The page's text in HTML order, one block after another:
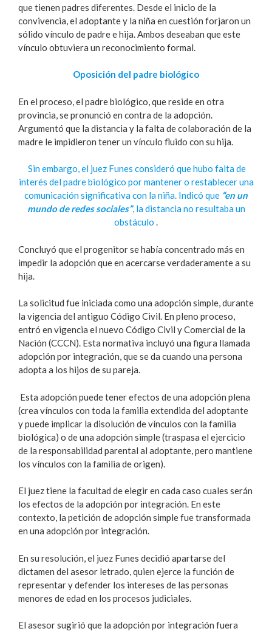
que tienen padres diferentes. Desde el inicio de la
convivencia, el adoptante y la niña en cuestión forjaron un
sólido vínculo de padre e hija. Ambos deseaban que este
vínculo obtuviera un reconocimiento formal.
Oposición del padre biológico
En el proceso, el padre biológico, que reside en otra
provincia, se pronunció en contra de la adopción.
Argumentó que la distancia y la falta de colaboración de la
madre le impidieron tener un vínculo fluido con su hija.
Sin embargo, el juez Funes consideró que hubo falta de
interés del padre biológico por mantener o restablecer una
comunicación significativa con la niña. Indicó que “en un
mundo de redes sociales”, la distancia no resultaba un
obstáculo .
Concluyó que el progenitor se había concentrado más en
impedir la adopción que en acercarse verdaderamente a su
hija.
La solicitud fue iniciada como una adopción simple, durante
la vigencia del antiguo Código Civil. En pleno proceso,
entró en vigencia el nuevo Código Civil y Comercial de la
Nación (CCCN). Esta normativa incluyó una figura llamada
adopción por integración, que se da cuando una persona
adopta a los hijos de su pareja.
Esta adopción puede tener efectos de una adopción plena
(crea vínculos con toda la familia extendida del adoptante
y puede implicar la disolución de vínculos con la familia
biológica) o de una adopción simple (traspasa el ejercicio
de la responsabilidad parental al adoptante, pero mantiene
los vínculos con la familia de origen).
El juez tiene la facultad de elegir en cada caso cuales serán
los efectos de la adopción por integración. En este
contexto, la petición de adopción simple fue transformada
en una adopción por integración.
En su resolución, el juez Funes decidió apartarse del
dictamen del asesor letrado, quien ejerce la función de
representar y defender los intereses de las personas
menores de edad en los procesos judiciales.
El asesor sugirió que la adopción por integración fuera